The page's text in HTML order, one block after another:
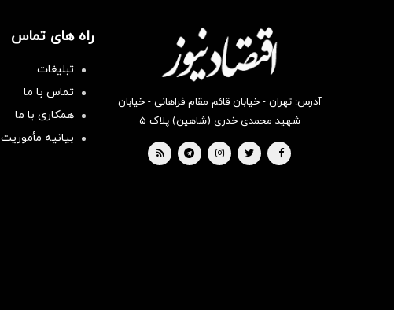
آدرس: تهران - خیابان قائم مقام فراهانی - خیابان
شهید محمدی خدری (شاهین) پلاک ۵
راه های تماس
تبلیغات
تماس با ما
همکاری با ما
بیانیه مأموریت